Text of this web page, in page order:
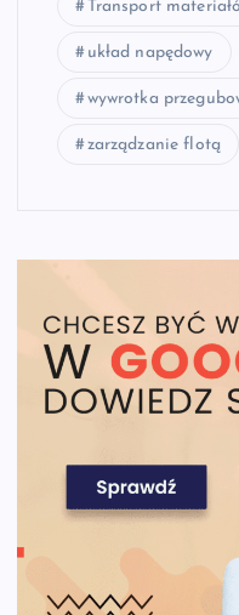
Transport
układ napędowy
wywrotka
zarządzanie flotą